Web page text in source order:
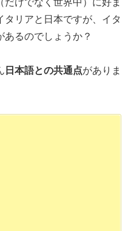
タリアと日本ですが、イタ
あるのでしょうか？
日本語との共通点がありま